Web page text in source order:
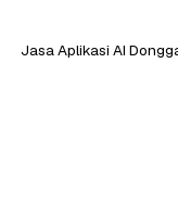
Jasa Aplikasi AI